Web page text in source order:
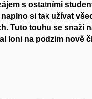
s ostatními
si tak užívat
Tuto touhu se snaží
loni na podzim nově